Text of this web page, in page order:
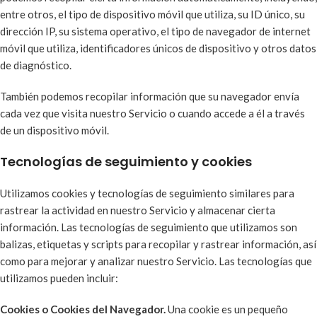
entre otros, el tipo de dispositivo móvil que utiliza, su ID único, su
dirección IP, su sistema operativo, el tipo de navegador de internet
móvil que utiliza, identificadores únicos de dispositivo y otros datos
de diagnóstico.
También podemos recopilar información que su navegador envía
cada vez que visita nuestro Servicio o cuando accede a él a través
de un dispositivo móvil.
Tecnologías de seguimiento y cookies
Utilizamos cookies y tecnologías de seguimiento similares para
rastrear la actividad en nuestro Servicio y almacenar cierta
información. Las tecnologías de seguimiento que utilizamos son
balizas, etiquetas y scripts para recopilar y rastrear información, así
como para mejorar y analizar nuestro Servicio. Las tecnologías que
utilizamos pueden incluir:
Cookies o Cookies del Navegador.Una cookie es un pequeño